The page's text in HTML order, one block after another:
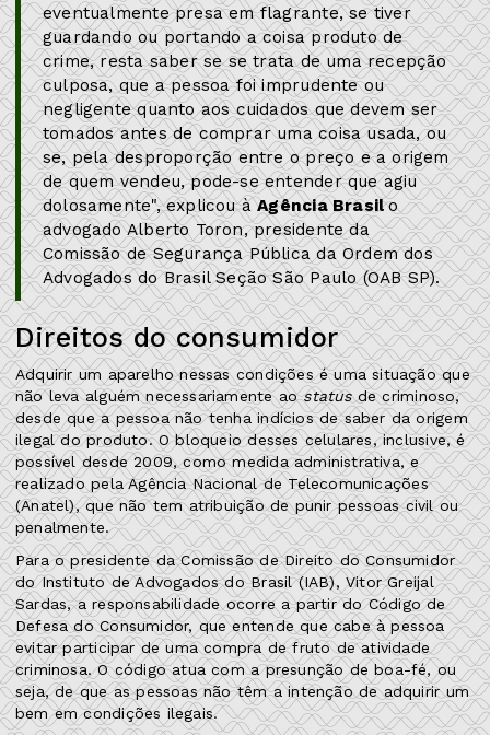
eventualmente presa em flagrante, se tiver
guardando ou portando a coisa produto de
crime, resta saber se se trata de uma recepção
culposa, que a pessoa foi imprudente ou
negligente quanto aos cuidados que devem ser
tomados antes de comprar uma coisa usada, ou
se, pela desproporção entre o preço e a origem
de quem vendeu, pode-se entender que agiu
dolosamente", explicou àAgência Brasilo
advogado Alberto Toron, presidente da
Comissão de Segurança Pública da Ordem dos
Advogados do Brasil Seção São Paulo (OAB SP).
Direitos do consumidor
Adquirir um aparelho nessas condições é uma situação que
não leva alguém necessariamente aostatusde criminoso,
desde que a pessoa não tenha indícios de saber da origem
ilegal do produto. O bloqueio desses celulares, inclusive, é
possível desde 2009, como medida administrativa, e
realizado pela Agência Nacional de Telecomunicações
(Anatel), que não tem atribuição de punir pessoas civil ou
penalmente.
Para o presidente da Comissão de Direito do Consumidor
do Instituto de Advogados do Brasil (IAB), Vitor Greijal
Sardas, a responsabilidade ocorre a partir do Código de
Defesa do Consumidor, que entende que cabe à pessoa
evitar participar de uma compra de fruto de atividade
criminosa. O código atua com a presunção de boa-fé, ou
seja, de que as pessoas não têm a intenção de adquirir um
bem em condições ilegais.